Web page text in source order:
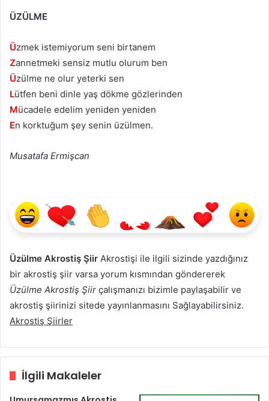
ÜZÜLME
Üzmek istemiyorum seni birtanem
Zannetmeki sensiz mutlu olurum ben
Üzülme ne olur yeterki sen
Lütfen beni dinle yaş dökme gözlerinden
Mücadele edelim yeniden yeniden
En korktuğum şey senin üzülmen.
Musatafa Ermişcan
Üzülme Akrostiş Şiir Akrostişi ile ilgili sizinde yazdığınız
bir akrostiş şiir varsa yorum kısmından göndererek
Üzülme Akrostiş Şiir çalışmanızı bizimle paylaşabilir ve
akrostiş şiirinizi sitede yayınlanmasını Sağlayabilirsiniz.
Akrostiş Şiirler
İlgili Makaleler